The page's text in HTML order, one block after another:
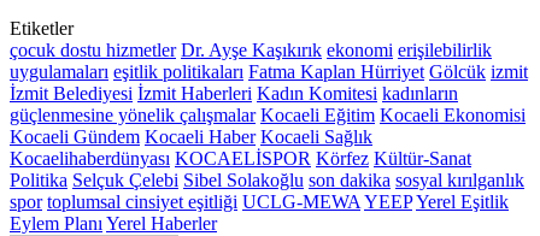
Etiketler
çocuk dostu hizmetler Dr. Ayşe Kaşıkırık ekonomi erişilebilirlik
uygulamaları eşitlik politikaları Fatma Kaplan Hürriyet Gölcük izmit
İzmit Belediyesi İzmit Haberleri Kadın Komitesi kadınların
güçlenmesine yönelik çalışmalar Kocaeli Eğitim Kocaeli Ekonomisi
Kocaeli Gündem Kocaeli Haber Kocaeli Sağlık
Kocaelihaberdünyası KOCAELİSPOR Körfez Kültür-Sanat
Politika Selçuk Çelebi Sibel Solakoğlu son dakika sosyal kırılganlık
spor toplumsal cinsiyet eşitliği UCLG-MEWA YEEPYerel Eşitlik
Eylem Planı Yerel Haberler